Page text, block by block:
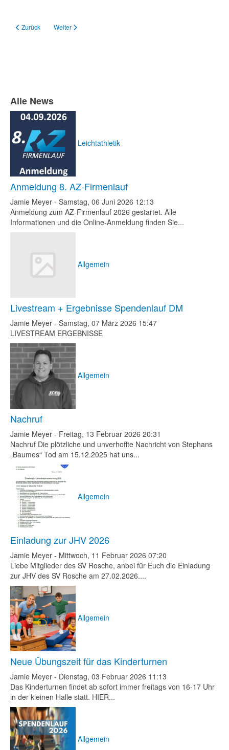
Vorheriger Beitrag: Jahreshauptversammlung am 14.05.2022
Zurück Nächster Beitrag: Jahreshauptversammlung am 11.09.2021
Weiter
Alle News
Leichtathletik
Anmeldung 8. AZ-Firmenlauf
Jamie Meyer - Samstag, 06 Juni 2026 12:13
Anmeldung zum AZ-Firmenlauf 2026 gestartet. Alle
Informationen und die Online-Anmeldung finden Sie...
Allgemein
Livestream + Ergebnisse Spendenlauf DM
Jamie Meyer - Samstag, 07 März 2026 15:47
LIVESTREAM ERGEBNISSE
Allgemein
Nachruf
Jamie Meyer - Freitag, 13 Februar 2026 20:31
Nachruf Die plötzliche und unverhoffte Nachricht von Stephans
„Baumes“ Tod am 15.12.2025 hat uns...
Allgemein
Einladung zur JHV 2026
Jamie Meyer - Mittwoch, 11 Februar 2026 07:20
Liebe Mitglieder des SV Rosche, anbei für Euch die Einladung
zur JHV des SV Rosche am 27.02.2026....
Allgemein
Neue Übungszeit für das Kinderturnen
Jamie Meyer - Dienstag, 03 Februar 2026 11:13
Das Kinderturnen findet ab sofort immer freitags von 16-17 Uhr
in der kleinen Halle statt. HIER...
Allgemein